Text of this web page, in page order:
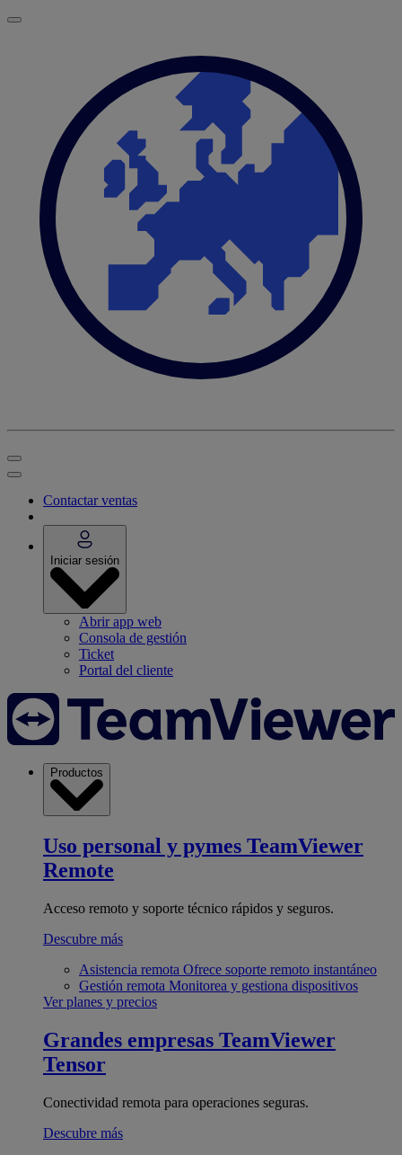
Contactar ventas
Iniciar sesión
Abrir app web
Consola de gestión
Ticket
Portal del cliente
Productos
Uso personal y pymes TeamViewer
Remote
Acceso remoto y soporte técnico rápidos y seguros.
Descubre más
Asistencia remota Ofrece soporte remoto instantáneo
Gestión remota Monitorea y gestiona dispositivos
Ver planes y precios
Grandes empresas TeamViewer
Tensor
Conectividad remota para operaciones seguras.
Descubre más